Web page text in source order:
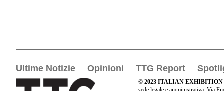
Ultime Notizie Opinioni TTG Report
© 2023 ITALIAN EXHIBITION